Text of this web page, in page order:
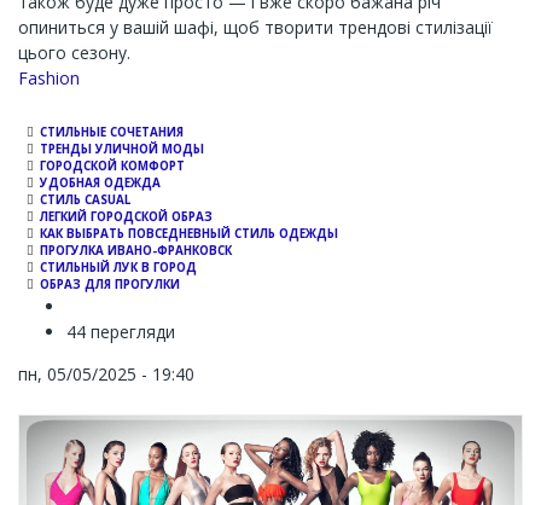
опиниться у вашій шафі, щоб творити трендові стилізації
цього сезону.
Channel
Fashion
СТИЛЬНЫЕ СОЧЕТАНИЯ
ТРЕНДЫ УЛИЧНОЙ МОДЫ
ГОРОДСКОЙ КОМФОРТ
УДОБНАЯ ОДЕЖДА
СТИЛЬ CASUAL
ЛЕГКИЙ ГОРОДСКОЙ ОБРАЗ
КАК ВЫБРАТЬ ПОВСЕДНЕВНЫЙ СТИЛЬ ОДЕЖДЫ
ПРОГУЛКА ИВАНО-ФРАНКОВСК
СТИЛЬНЫЙ ЛУК В ГОРОД
ОБРАЗ ДЛЯ ПРОГУЛКИ
44 перегляди
пн, 05/05/2025 - 19:40